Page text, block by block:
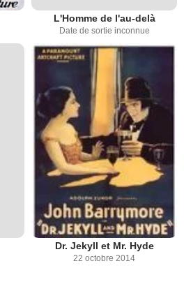
L'Homme de l'au-delà
Date de sortie inconnue
Dr. Jekyll et Mr. Hyde
22 octobre 2014